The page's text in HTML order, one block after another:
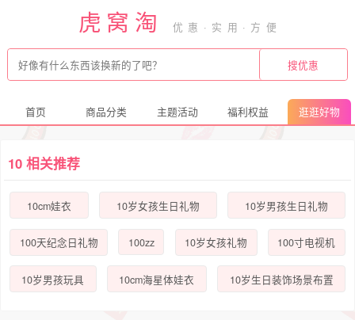
虎窝淘
首页 商品分类 主题活动 福利权益 逛逛好物
10 相关推荐
10cm娃衣 10岁女孩生日礼物 10岁男孩生日礼物
100天纪念日礼物 100zz 10岁女孩礼物 100寸电视机
10岁男孩玩具 10cm海星体娃衣 10岁生日装饰场景布置